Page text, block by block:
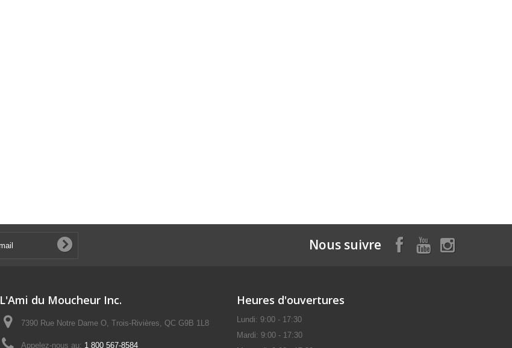
Nous suivre
L'Ami du Moucheur Inc.
7390 Rue Notre Dame O, Trois-Rivières, QC G9B 1L8
Appelez-nous au: 1 800 567-8584
Heures d'ouvertures
Lundi: 9:00 - 17:30
Mardi: 9:00 - 17:30